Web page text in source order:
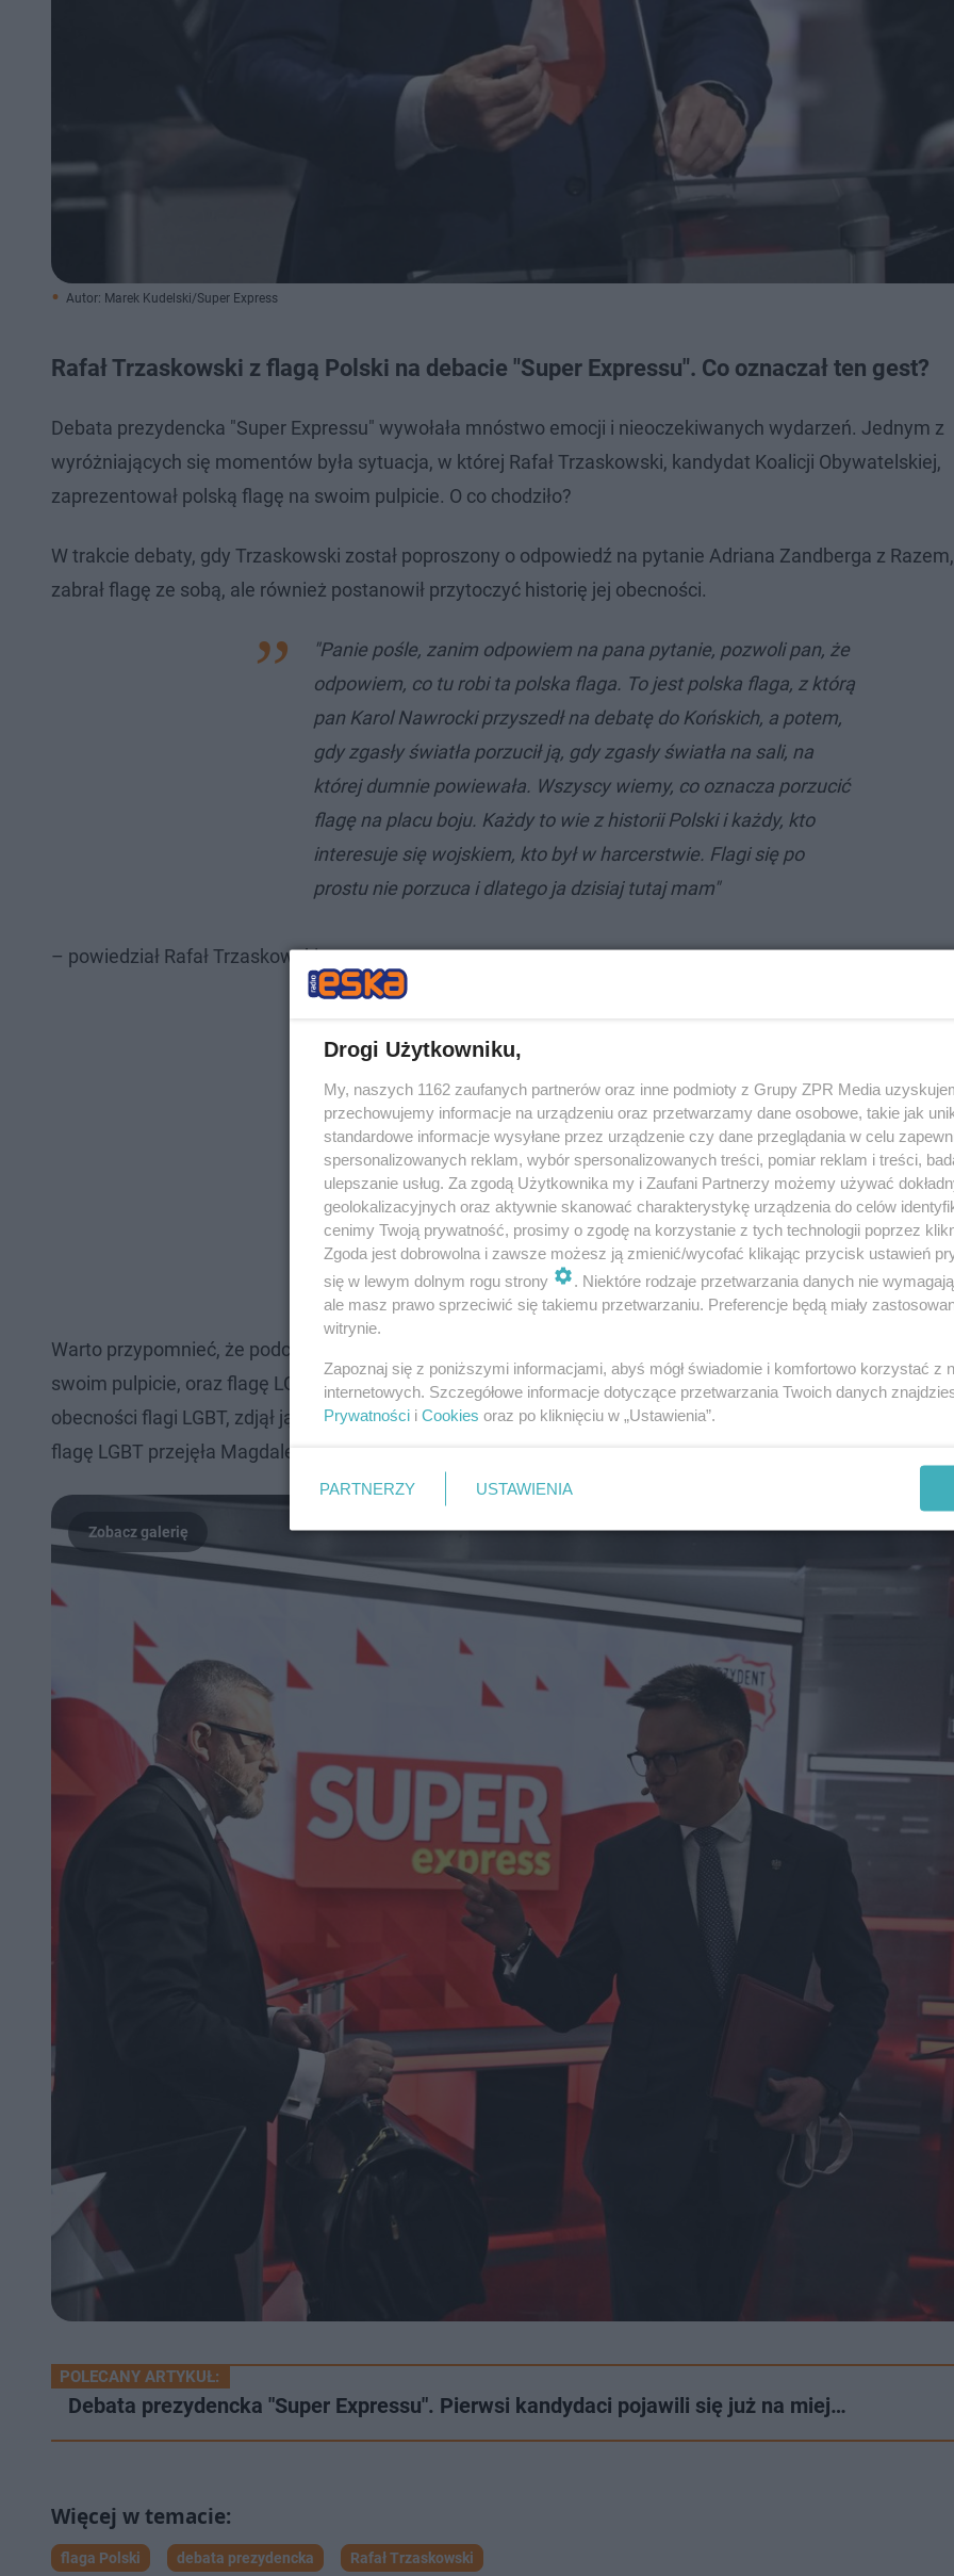
Autor: Marek Kudelski/Super Express
Rafał Trzaskowski z flagą Polski na debacie "Super Expressu". Co oznaczał ten gest?
Debata prezydencka "Super Expressu" wywołała mnóstwo emocji i nieoczekiwanych wydarzeń. Jednym z
wyróżniających się momentów była sytuacja, w której Rafał Trzaskowski, kandydat Koalicji Obywatelskiej,
zaprezentował polską flagę na swoim pulpicie. O co chodziło?
W trakcie debaty, gdy Trzaskowski został poproszony o odpowiedź na pytanie Adriana Zandberga z
zabrał flagę ze sobą, ale również postanowił przytoczyć historię jej obecności.
"Panie pośle, zanim odpowiem na pana pytanie, pozwoli pan, że
odpowiem, co tu robi ta polska flaga. To jest polska flaga, z którą
pan Karol Nawrocki przyszedł na debatę do Końskich, a potem,
gdy zgasły światła porzucił ją, gdy zgasły światła na sali, na
której dumnie powiewała. Wszyscy wiemy, co oznacza porzucić
flagę na placu boju. Każdy to wie z historii Polski i każdy, kto
interesuje się wojskiem, kto był w harcerstwie. Flagi się po
prostu nie porzuca i dlatego ja dzisiaj tutaj mam"
– powiedział Rafał Trzaskowski.
Warto przypomnieć, że podczas debaty w Końskich Karol Nawrocki przyniósł dwie flagi: polską, którą
swoim pulpicie, oraz flagę LGBT, którą umieścił na mównicy Rafała Trzaskowskiego. Trzaskowski, po
obecności flagi LGBT, zdjął ją ze swojego stanowiska, co również wywołało kontrowersje. Po zakończeniu
flagę LGBT przejęła Magdalena Biejat z Lewicy, ustawiając ją obok siebie.
POLECANY ARTYKUŁ:
Debata prezydencka "Super Expressu". Pierwsi kandydaci pojawili się już na miej…
flaga Polski debata prezydencka Rafał Trzaskowski
Drogi Użytkowniku,
My, naszych 1162 zaufanych partnerów oraz inne podmioty z Grupy ZPR Media
przechowujemy informacje na urządzeniu oraz przetwarzamy dane osobowe, takie jak
standardowe informacje wysyłane przez urządzenie czy dane przeglądania w celu
spersonalizowanych reklam, wybór spersonalizowanych treści, pomiar reklam i treści,
ulepszanie usług. Za zgodą Użytkownika my i Zaufani Partnerzy możemy używać
geolokalizacyjnych oraz aktywnie skanować charakterystykę urządzenia do celów
cenimy Twoją prywatność, prosimy o zgodę na korzystanie z tych technologii poprzez
Zgoda jest dobrowolna i zawsze możesz ją zmienić/wycofać klikając przycisk ustawień
się w lewym dolnym rogu strony
. Niektóre rodzaje przetwarzania danych nie
ale masz prawo sprzeciwić się takiemu przetwarzaniu. Preferencje będą miały
witrynie.
Zapoznaj się z poniższymi informacjami, abyś mógł świadomie i komfortowo korzystać z
internetowych. Szczegółowe informacje dotyczące przetwarzania Twoich danych
Prywatności i Cookies oraz po kliknięciu w „Ustawienia”.
PARTNERZY USTAWIENIA